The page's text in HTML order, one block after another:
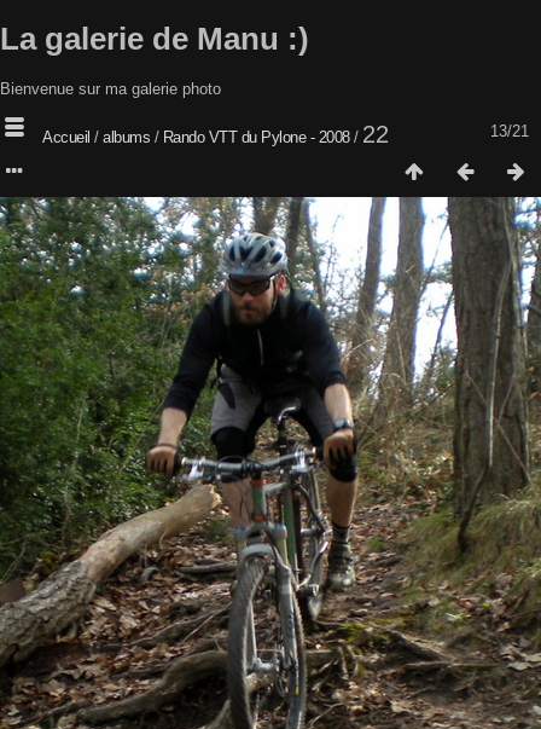
La galerie de Manu :)
Bienvenue sur ma galerie photo
13/21
Accueil / albums / Rando VTT du Pylone - 2008/ 22